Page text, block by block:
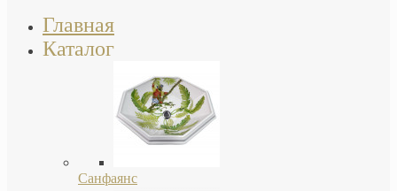
Главная
Каталог
Санфаянс